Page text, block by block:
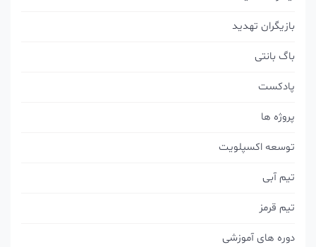
بازیگران تهدید
باگ بانتی
پادکست
پروژه ها
توسعه اکسپلویت
تیم آبی
تیم قرمز
دوره های آموزشی